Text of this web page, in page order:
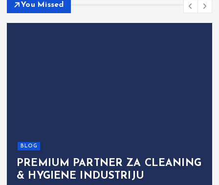
You Missed
BLOG
PREMIUM PARTNER ZA CLEANING
& HYGIENE INDUSTRIJU